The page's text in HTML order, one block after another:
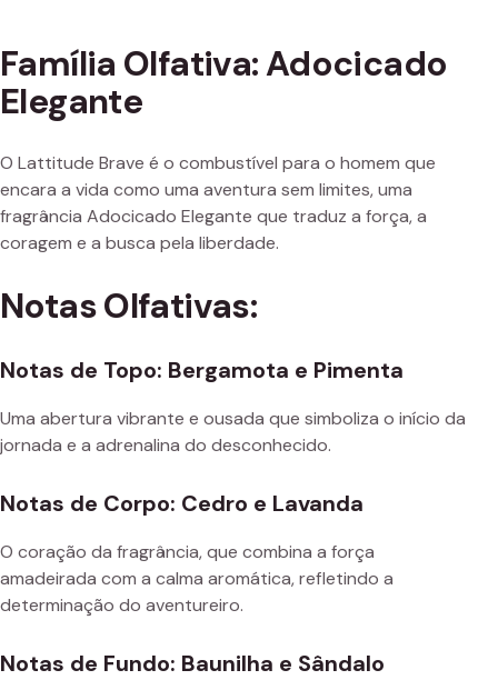
Família Olfativa: Adocicado
Elegante
O Lattitude Brave é o combustível para o homem que
encara a vida como uma aventura sem limites, uma
fragrância Adocicado Elegante que traduz a força, a
coragem e a busca pela liberdade.
Notas Olfativas:
Notas de Topo: Bergamota e Pimenta
Uma abertura vibrante e ousada que simboliza o início da
jornada e a adrenalina do desconhecido.
Notas de Corpo: Cedro e Lavanda
O coração da fragrância, que combina a força
amadeirada com a calma aromática, refletindo a
determinação do aventureiro.
Notas de Fundo: Baunilha e Sândalo